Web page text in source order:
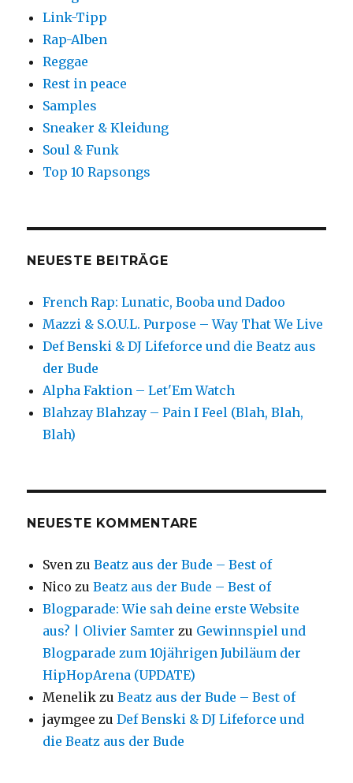
Link-Tipp
Rap-Alben
Reggae
Rest in peace
Samples
Sneaker & Kleidung
Soul & Funk
Top 10 Rapsongs
NEUESTE BEITRÄGE
French Rap: Lunatic, Booba und Dadoo
Mazzi & S.O.U.L. Purpose – Way That We Live
Def Benski & DJ Lifeforce und die Beatz aus
der Bude
Alpha Faktion – Let'Em Watch
Blahzay Blahzay – Pain I Feel (Blah, Blah,
Blah)
NEUESTE KOMMENTARE
Sven zuBeatz aus der Bude – Best of
Nico zuBeatz aus der Bude – Best of
Blogparade: Wie sah deine erste Website
aus? | Olivier Samter zu Gewinnspiel und
Blogparade zum 10jährigen Jubiläum der
HipHopArena (UPDATE)
Menelik zuBeatz aus der Bude – Best of
jaymgee zuDef Benski & DJ Lifeforce und
die Beatz aus der Bude